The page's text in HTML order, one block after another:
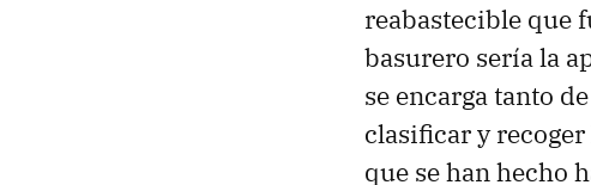
reabastecible que
basurero sería la
se encarga tanto
clasificar y
que se han hecho